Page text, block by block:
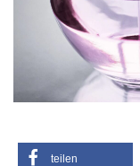
teilen